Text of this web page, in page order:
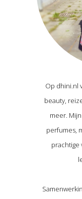
Op dhini.nl
beauty,
meer.
perfumes,
prachtige